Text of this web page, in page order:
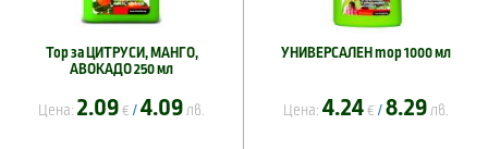
Тор за ЦИТРУСИ, МАНГО,
АВОКАДО 250 мл
Цена: 2.09 € / 4.09 лв.
УНИВЕРСАЛЕН тор 1000 мл
Цена: 4.24 € / 8.29 лв.